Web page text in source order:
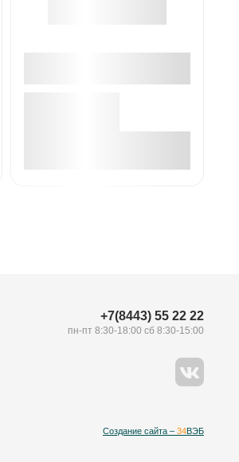
+7(8443) 55 22 22
пн-пт 8:30-18:00 сб 8:30-15:00
Создание сайта – 34ВЭБ